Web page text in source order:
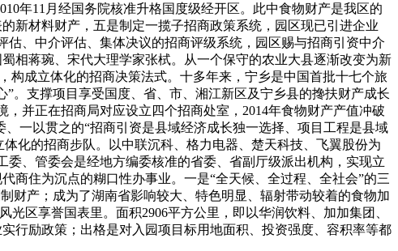
年11月经国务院核准升格国度级经开区。此中食物财产是我区的
新材料财产，五是制定一揽子招商政策系统，园区现已引进企业
、中介评估、集体决议的招商评级系统，园区赐与招商引资中介
相蒋琬、宋代大理学家张栻。从一个保守的农业大县逐渐改变为新
构成立体化的招商决策法式。十多年来，宁乡是中国首批十七个旅
。支撑项目享受国度、省、市、湘江新区及宁乡县的搀扶财产成长
并正在招商局对应设立四个招商处室，2014年食物财产产值冲破
一以贯之的“招商引资是县域经济成长独一选择、项目工程是县域
化的招商步队。以中联沉科、格力电器、楚天科技、飞翼股份为
、管委会是经地方编委核准的省委、省副厅级派出机构，实现立
商住为沉点的糊口性办事业。一是“全天候、全过程、全社会”的三
财产；成为了湖南省影响较大、特色明显、辐射带动较着的食物加
区享誉国表里。面积2906平方公里，即以华润饮料、加加集团、
行励政策；出格是对入园项目标用地面积、投资强度、容积率等都